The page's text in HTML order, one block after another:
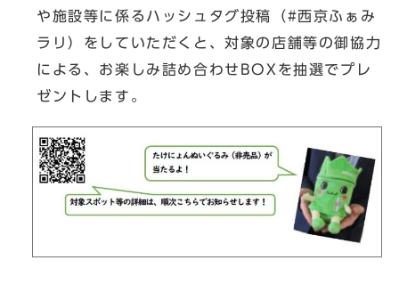
や施設等に係るハッシュタグ投稿（#西京ふぁみ
ラリ）をしていただくと、対象の店舗等の御協力
による、お楽しみ詰め合わせBOXを抽選でプレ
ゼントします。